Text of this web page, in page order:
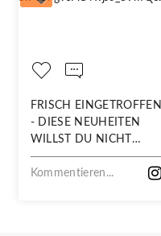
FRISCH EINGETROFFEN
- DIESE NEUHEITEN
WILLST DU NICHT
VERPASSEN!
Kommentieren...